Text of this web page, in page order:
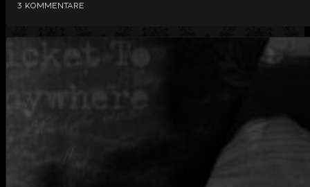
3 Kommentare